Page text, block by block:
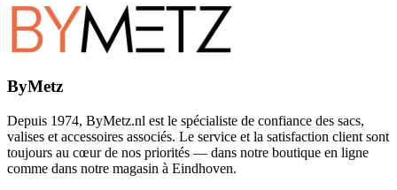
ByMetz
Depuis 1974, ByMetz.nl est le spécialiste de confiance des sacs,
valises et accessoires associés. Le service et la satisfaction client sont
toujours au cœur de nos priorités — dans notre boutique en ligne
comme dans notre magasin à Eindhoven.